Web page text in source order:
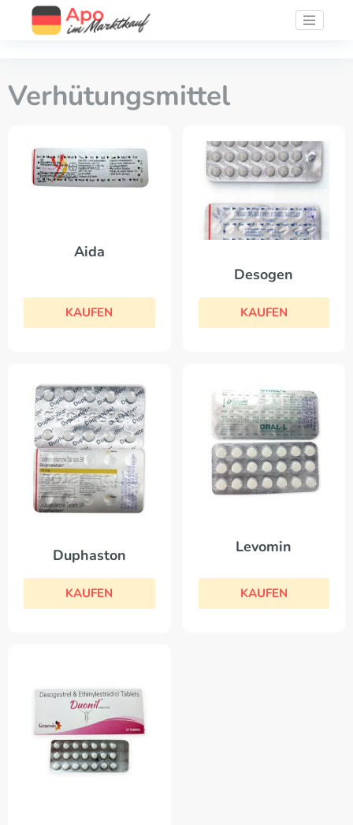
Verhütungsmittel
Aida
KAUFEN
Desogen
KAUFEN
Duphaston
KAUFEN
Levomin
KAUFEN